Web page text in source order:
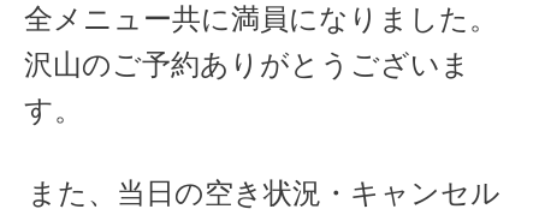
全メニュー共に満員になりました。
沢山のご予約ありがとうございま
す。
また、当日の空き状況・キャンセル